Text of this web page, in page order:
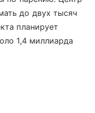
до двух тысяч
планирует
1,4 миллиарда